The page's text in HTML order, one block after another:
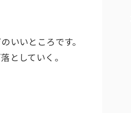
いいところです。
としていく。